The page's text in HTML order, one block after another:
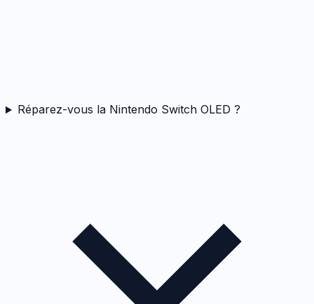
Réparez-vous la Nintendo Switch OLED ?